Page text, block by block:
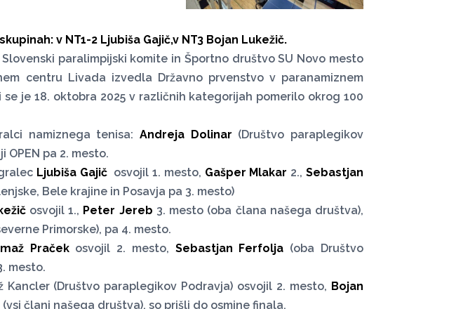
v NT1-2 Ljubiša Gajič,v NT3 Bojan Lukežič.
paralimpijski komite in Športno društvo SU Novo mesto
centru Livada izvedla Državno prvenstvo v paranamiznem
je 18. oktobra 2025 v različnih kategorijah pomerilo okrog 100
namiznega tenisa: Andreja Dolinar (Društvo paraplegikov
OPEN pa 2. mesto.
Ljubiša Gajič osvojil 1. mesto, Gašper Mlakar 2., Sebastjan
Bele krajine in Posavja pa 3. mesto)
osvojil 1., Peter Jereb 3. mesto (oba člana našega društva),
Primorske), pa 4. mesto.
Praček osvojil 2. mesto, Sebastjan Ferfolja (oba Društvo
mesto.
Kancler (Društvo paraplegikov Podravja) osvojil 2. mesto, Bojan
(vsi člani našega društva), so prišli do osmine finala.